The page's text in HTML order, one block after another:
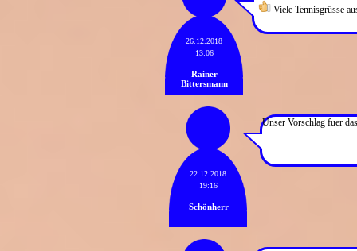
26.12.2018
13:06
Rainer
Bittersmann
Viele Tennisgrüsse
22.12.2018
19:16
Schönherr
Unser Vorschlag fuer